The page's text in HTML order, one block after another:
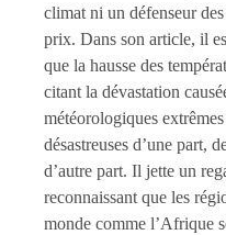
climat ni un défenseur
prix. Dans son article, il
que la hausse des
citant la dévastation
météorologiques
désastreuses d’une part,
d’autre part. Il jette un
reconnaissant que les
monde comme l’Afrique